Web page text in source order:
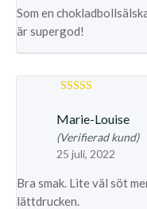
Som en
är supergod!
Marie-Louise
(Verifierad kund)
25 juli, 2022
Bra smak. Lite väl söt
lättdrucken.